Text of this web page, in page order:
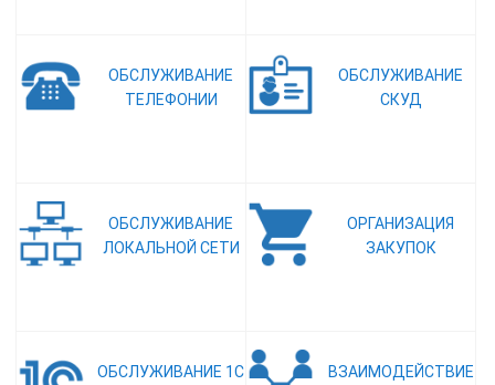
ОБСЛУЖИВАНИЕ
ТЕЛЕФОНИИ
ОБСЛУЖИВАНИЕ
СКУД
ОБСЛУЖИВАНИЕ
ЛОКАЛЬНОЙ СЕТИ
ОРГАНИЗАЦИЯ
ЗАКУПОК
ОБСЛУЖИВАНИЕ 1С
ВЗАИМОДЕЙСТВИЕ